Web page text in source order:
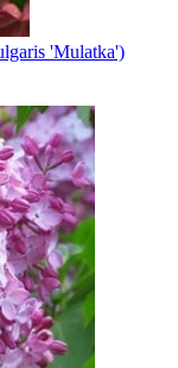
'Mulatka')